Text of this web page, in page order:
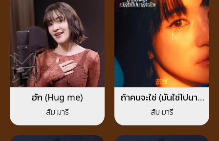
ฮัก (Hug me)
ส้ม มารี
ถ้าคนจะใช่ (มันใช่ไปนาน
แล้ว)
ส้ม มารี